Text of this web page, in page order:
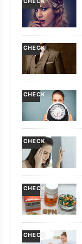
CHECK
CHECK
CHECK
CHECK
CHECK